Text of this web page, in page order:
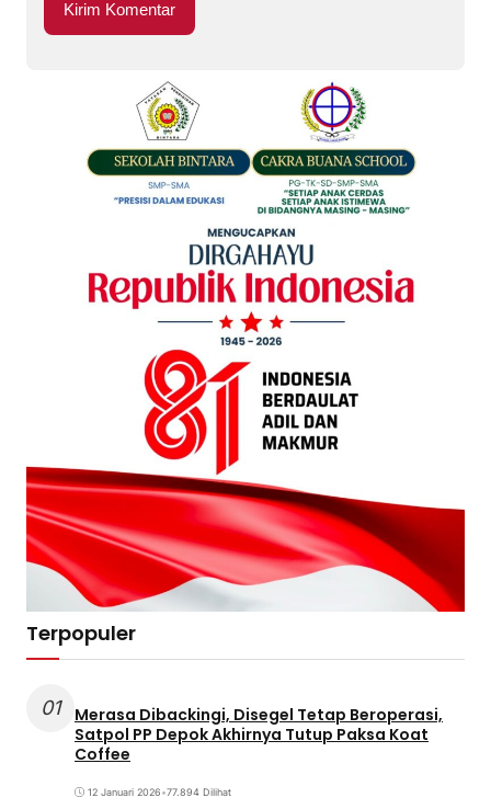
Terpopuler
01
Merasa Dibackingi, Disegel Tetap Beroperasi,
Satpol PP Depok Akhirnya Tutup Paksa Koat
Coffee
12 Januari 2026•77.894 Dilihat